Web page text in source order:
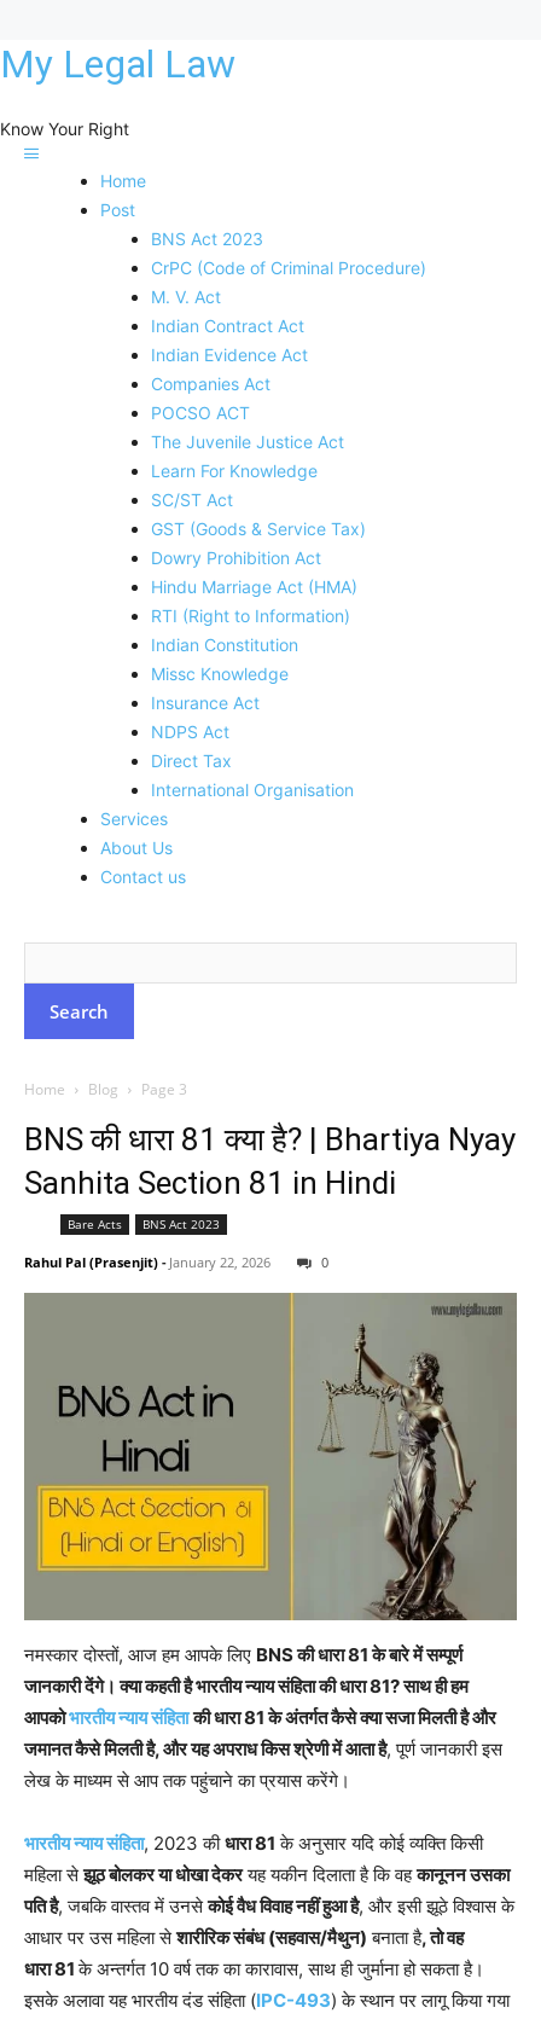
My Legal Law
Know Your Right
Home
Post
BNS Act 2023
CrPC (Code of Criminal Procedure)
M. V. Act
Indian Contract Act
Indian Evidence Act
Companies Act
POCSO ACT
The Juvenile Justice Act
Learn For Knowledge
SC/ST Act
GST (Goods & Service Tax)
Dowry Prohibition Act
Hindu Marriage Act (HMA)
RTI (Right to Information)
Indian Constitution
Missc Knowledge
Insurance Act
NDPS Act
Direct Tax
International Organisation
Services
About Us
Contact us
Home Blog Page 3
BNS की धारा 81 क्या है? | Bhartiya Nyay
Sanhita Section 81 in Hindi
Bare Acts BNS Act 2023
Rahul Pal (Prasenjit) - January 22, 2026 0
नमस्कार दोस्तों, आज हम आपके लिए BNS की धारा 81 के बारे में सम्पूर्ण
जानकारी देंगे। क्या कहती है भारतीय न्याय संहिता की धारा 81? साथ ही हम
आपकोभारतीय न्याय संहिता की धारा 81 के अंतर्गत कैसे क्या सजा मिलती है और
जमानत कैसे मिलती है, और यह अपराध किस श्रेणी में आता है, पूर्ण जानकारी इस
लेख के माध्यम से आप तक पहुंचाने का प्रयास करेंगे।
भारतीय न्याय संहिता, 2023 कीधारा 81 के अनुसार यदि कोई व्यक्ति किसी
महिला सेझूठ बोलकर या धोखा देकरयह यकीन दिलाता है कि वहकानूनन उसका
पति है, जबकि वास्तव में उनसेकोई वैध विवाह नहीं हुआ है, और इसी झूठे विश्वास के
आधार पर उस महिला सेशारीरिक संबंध (सहवास/मैथुन) बनाता है, तो वह
धारा 81के अन्तर्गत 10 वर्ष तक का कारावास, साथ ही जुर्माना हो सकता है।
इसके अलावा यह भारतीय दंड संहिता (IPC-493) के स्थान पर लागू किया गया